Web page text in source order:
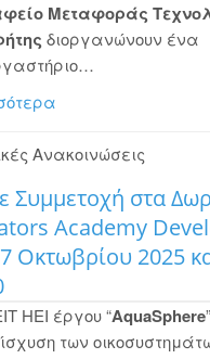
Μεταφοράς
διοργανώνουν ένα
Ανακοινώσεις
Συμμετοχή στα
Academy
Οκτωβρίου 2025
ΗΕΙ έργου “AquaSphere
των